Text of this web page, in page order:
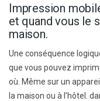
Impression
et quand vous le
maison.
Une conséquence
que vous pouvez
où. Même sur un
la maison ou à l’hôtel.